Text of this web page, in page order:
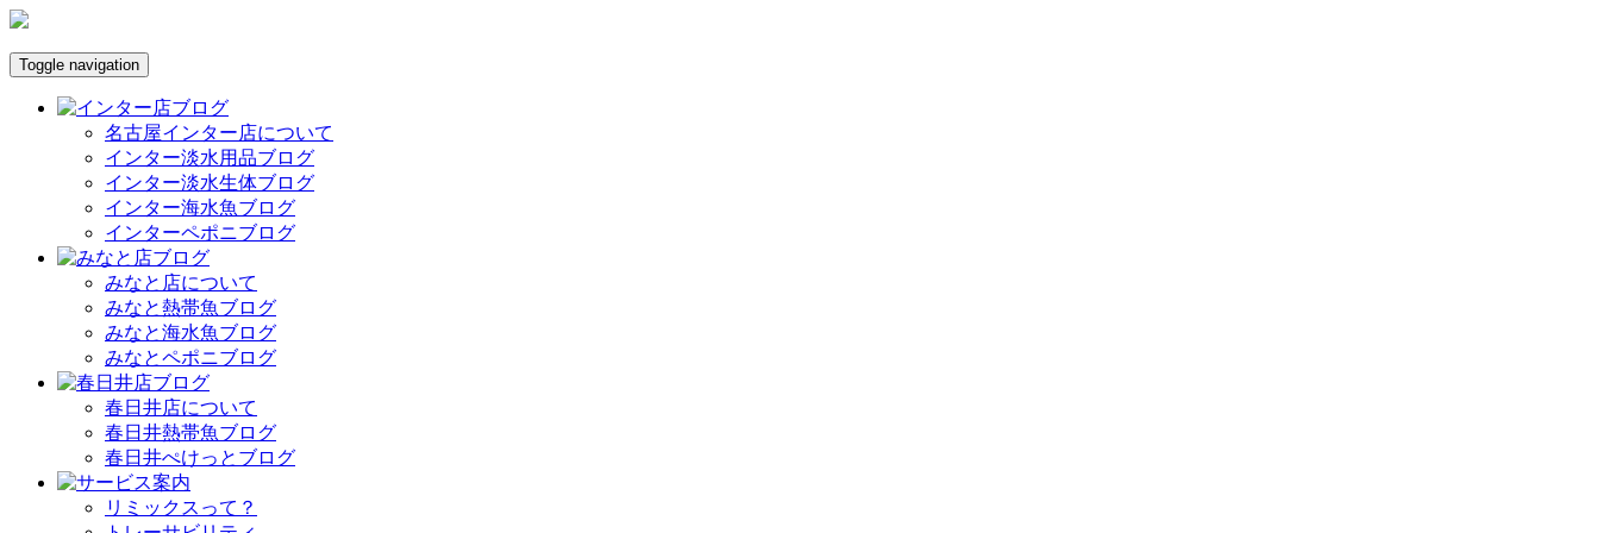
Toggle navigation
名古屋インター店について
インター淡水用品ブログ
インター淡水生体ブログ
インター海水魚ブログ
インターペポニブログ
みなと店について
みなと熱帯魚ブログ
みなと海水魚ブログ
みなとペポニブログ
春日井店について
春日井熱帯魚ブログ
春日井ぺけっとブログ
リミックスって？